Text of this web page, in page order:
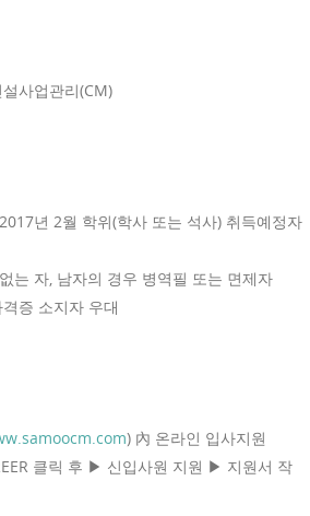
사업관리(CM)
년 2월 학위(학사 또는 석사) 취득예정자
는 자, 남자의 경우 병역필 또는 면제자
증 소지자 우대
) 內 온라인 입사지원
클릭 후 ▶ 신입사원 지원 ▶ 지원서 작